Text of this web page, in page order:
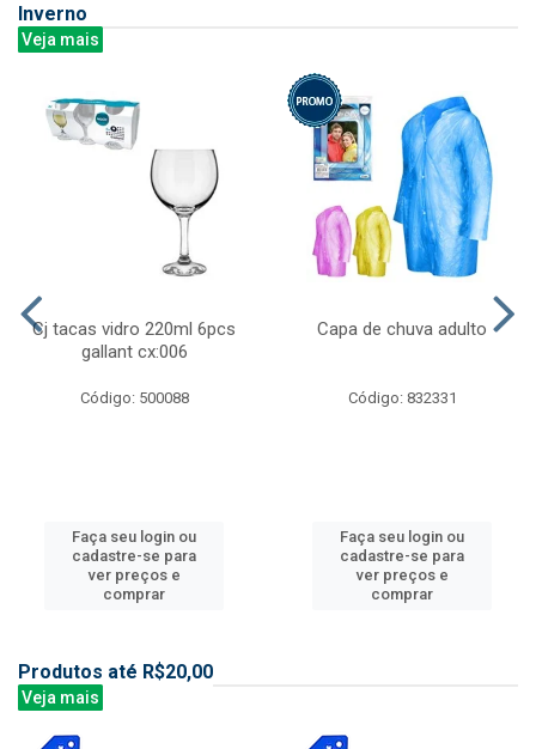
Inverno
Veja mais
Cj tacas vidro 220ml 6pcs
gallant cx:006
Código: 500088
Faça seu login ou
cadastre-se para
ver preços e
comprar
Capa de chuva adulto
Código: 832331
Faça seu login ou
cadastre-se para
ver preços e
comprar
Produtos até R$20,00
Veja mais